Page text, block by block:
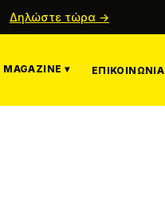
Δηλώστε τώρα →
MAGAZINE ▾ ΕΠΙΚΟΙΝΩΝΊΑ